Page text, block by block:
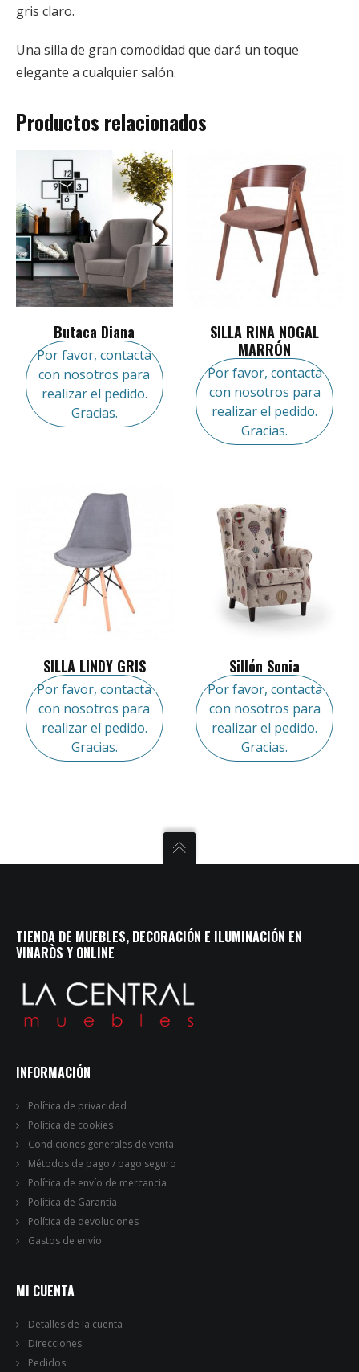
gris claro.
Una silla de gran comodidad que dará un toque
elegante a cualquier salón.
Productos relacionados
Butaca Diana
Por favor, contacta
con nosotros para
realizar el pedido.
Gracias.
SILLA RINA NOGAL
MARRÓN
Por favor, contacta
con nosotros para
realizar el pedido.
Gracias.
SILLA LINDY GRIS
Por favor, contacta
con nosotros para
realizar el pedido.
Gracias.
Sillón Sonia
Por favor, contacta
con nosotros para
realizar el pedido.
Gracias.
TIENDA DE MUEBLES, DECORACIÓN E ILUMINACIÓN EN
VINARÒS Y ONLINE
INFORMACIÓN
Política de privacidad
Política de cookies
Condiciones generales de venta
Métodos de pago / pago seguro
Política de envío de mercancia
Política de Garantía
Política de devoluciones
Gastos de envío
MI CUENTA
Detalles de la cuenta
Direcciones
Pedidos